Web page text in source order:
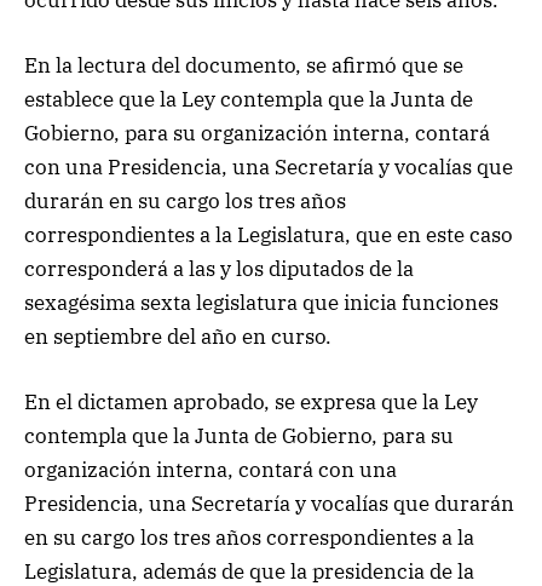
En la lectura del documento, se afirmó que se
establece que la Ley contempla que la Junta de
Gobierno, para su organización interna, contará
con una Presidencia, una Secretaría y vocalías que
durarán en su cargo los tres años
correspondientes a la Legislatura, que en este caso
corresponderá a las y los diputados de la
sexagésima sexta legislatura que inicia funciones
en septiembre del año en curso.
En el dictamen aprobado, se expresa que la Ley
contempla que la Junta de Gobierno, para su
organización interna, contará con una
Presidencia, una Secretaría y vocalías que durarán
en su cargo los tres años correspondientes a la
Legislatura, además de que la presidencia de la